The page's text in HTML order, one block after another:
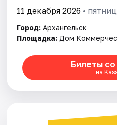
11 декабря 2026 •
Город: Архангельск
Площадка: Дом
Билеты
на